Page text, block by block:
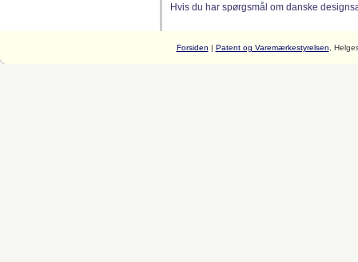
Hvis du har spørgsmål om danske
Forsiden | Patent og Varemærkestyrelsen ,